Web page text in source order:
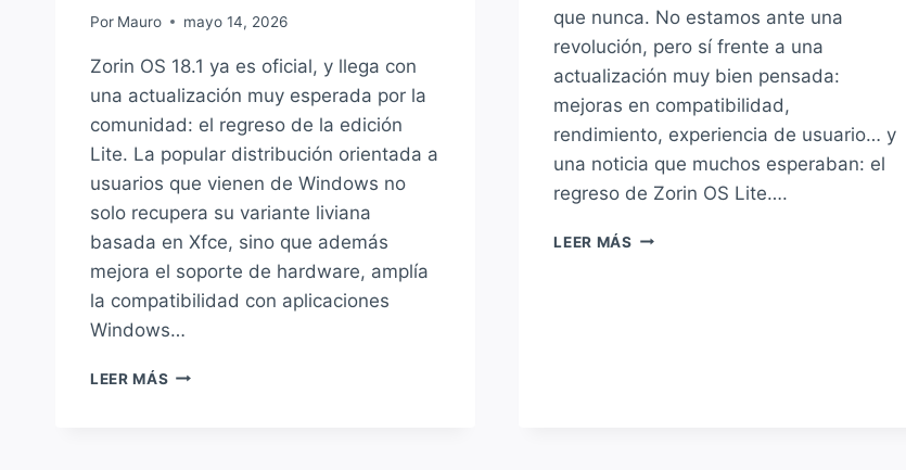
Por Mauro mayo 14, 2026
Zorin OS 18.1 ya es oficial, y llega con
una actualización muy esperada por la
comunidad: el regreso de la edición
Lite. La popular distribución orientada a
usuarios que vienen de Windows no
solo recupera su variante liviana
basada en Xfce, sino que además
mejora el soporte de hardware, amplía
la compatibilidad con aplicaciones
Windows…
LEER MÁS ZORIN
que nunca. No estamos ante una
revolución, pero sí frente a una
actualización muy bien pensada:
mejoras en compatibilidad,
rendimiento, experiencia de usuario… y
una noticia que muchos esperaban: el
regreso de Zorin OS Lite….
LEER MÁS ZORIN